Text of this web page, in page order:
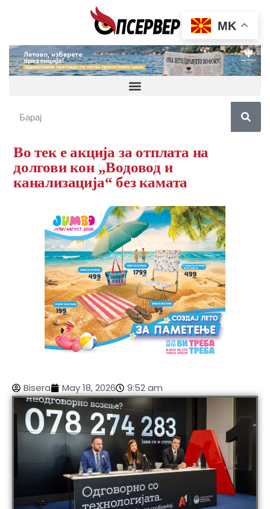
Во тек е акција за отплата на
долгови кон „Водовод и
канализација“ без камата
Bisera May 18, 2026 9:52 am
MK